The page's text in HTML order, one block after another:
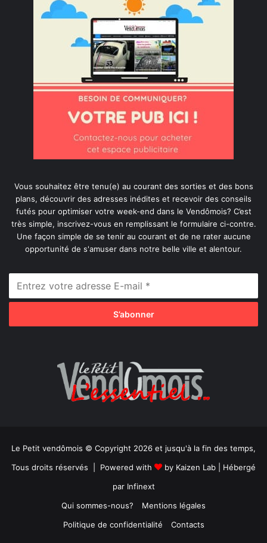
Vous souhaitez être tenu(e) au courant des sorties et des bons
plans, découvrir des adresses inédites et recevoir des conseils
futés pour optimiser votre week-end dans le Vendômois? C’est
très simple, inscrivez-vous en remplissant le formulaire ci-contre.
Une façon simple de se tenir au courant et de ne rater aucune
opportunité de s'amuser dans notre belle ville et alentour.
Le Petit vendômois © Copyright 2026 et jusqu'à la fin des temps,
Tous droits réservés | Powered with
by Kaizen Lab | Hébergé
par Infinext
Qui sommes-nous?
Mentions légales
Politique de confidentialité
Contacts